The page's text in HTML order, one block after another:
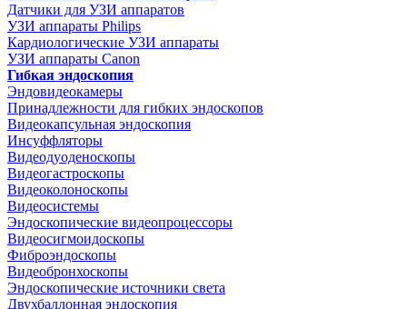
Датчики для УЗИ аппаратов
УЗИ аппараты Philips
Кардиологические УЗИ аппараты
УЗИ аппараты Canon
Гибкая эндоскопия
Эндовидеокамеры
Принадлежности для гибких эндоскопов
Видеокапсульная эндоскопия
Инсуффляторы
Видеодуоденоскопы
Видеогастроскопы
Видеоколоноскопы
Видеосистемы
Эндоскопические видеопроцессоры
Видеосигмоидоскопы
Фиброэндоскопы
Видеобронхоскопы
Эндоскопические источники света
Двухбаллонная эндоскопия